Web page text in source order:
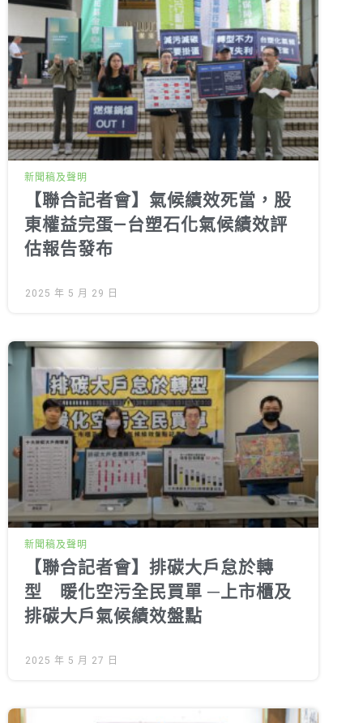
新聞稿及聲明
【聯合記者會】氣候績效死當，股
東權益完蛋—台塑石化氣候績效評
估報告發布
2025 年 5 月 29 日
新聞稿及聲明
【聯合記者會】排碳大戶怠於轉
型 暖化空污全民買單 ─上市櫃及
排碳大戶氣候績效盤點
2025 年 5 月 27 日